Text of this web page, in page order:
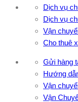
Dịch vụ
Dịch vụ
Vận
Cho thuê
Gửi hàng
Hướng
Vận
Vận